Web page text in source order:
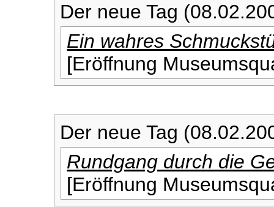
Der neue Tag
Ein wahres
[Eröffnung
Der neue Tag
Rundgang durch die
[Eröffnung